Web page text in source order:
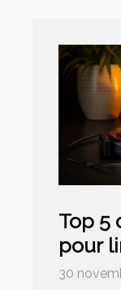
Top 5
pour
la
30